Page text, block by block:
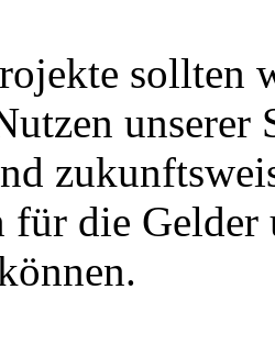
sollten
unserer
für die Gelder